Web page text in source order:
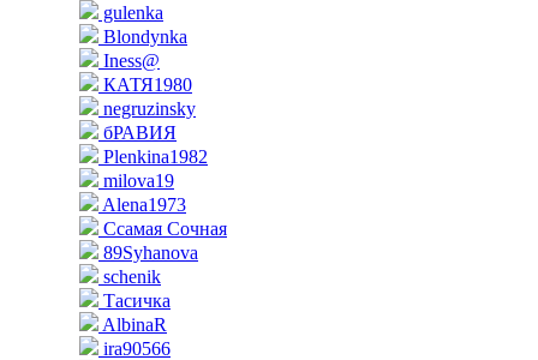
gulenka
Blondynka
Iness@
КАТЯ1980
negruzinsky
бРАВИЯ
Plenkina1982
milova19
Alena1973
Ссамая Сочная
89Syhanova
schenik
Тасичка
AlbinaR
ira90566